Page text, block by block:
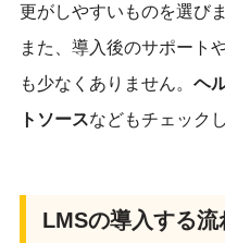
更がしやすいものを選び
また、導入後のサポート
も少なくありません。 ヘ
トソースなどもチェック
LMSの導入する流